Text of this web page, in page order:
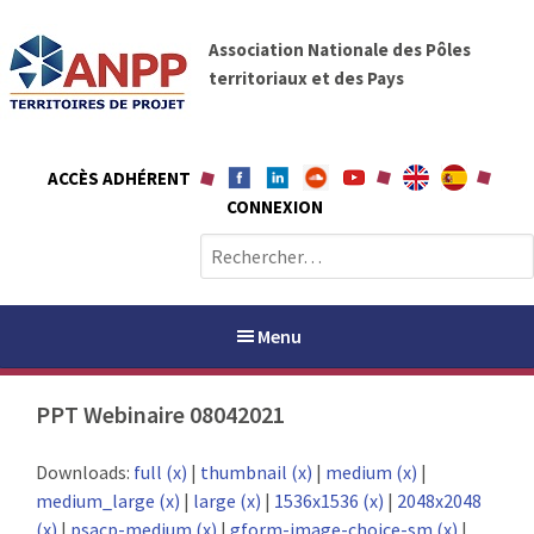
t
A
N
P
P
Association Nationale des Pôles
territoriaux et des Pays
ACCÈS ADHÉRENT
CONNEXION
e
c
c
e
r
Menu
ANPP
PPT Webinaire 08042021
Downloads: full (x) | thumbnail (x) | medium (x) |
medium_large (x) | large (x) | 1536x1536 (x) | 2048x2048
(x) | psacp-medium (x) | gform-image-choice-sm (x) |